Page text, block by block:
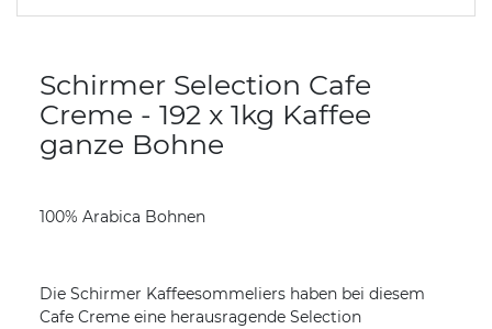
Schirmer Selection Cafe
Creme - 192 x 1kg Kaffee
ganze Bohne
100% Arabica Bohnen
Die Schirmer Kaffeesommeliers haben bei diesem
Cafe Creme eine herausragende Selection